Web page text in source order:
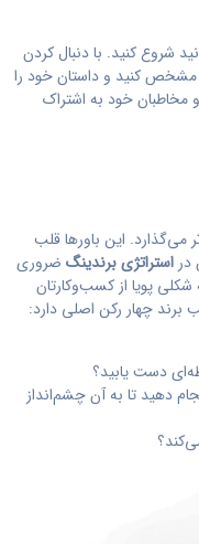
شروع کنید. با دنبال کردن
مشخص کنید و داستان خود را
مخاطبان خود به اشتراک
می‌گذارد. این باورها قلب
در استراتژی برندینگ ضروری
پویا از کسب‌وکارتان
برند چهار رکن اصلی دارد:
دست یابید؟
دهید تا به آن چشم‌انداز